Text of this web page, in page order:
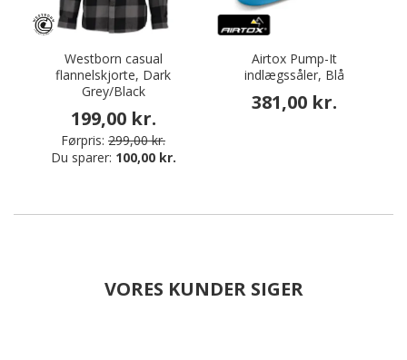
Westborn casual
flannelskjorte, Dark
Grey/Black
199,00 kr.
Førpris: 299,00 kr.
Du sparer: 100,00 kr.
Airtox Pump-It
indlægssåler, Blå
381,00 kr.
VORES KUNDER SIGER